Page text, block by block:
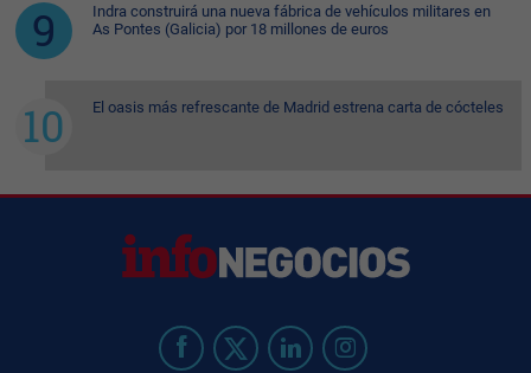
Indra construirá una nueva fábrica de vehículos militares en
As Pontes (Galicia) por 18 millones de euros
El oasis más refrescante de Madrid estrena carta de cócteles